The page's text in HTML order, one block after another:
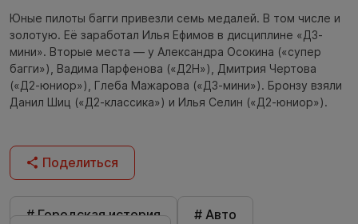
Юные пилоты багги привезли семь медалей. В том числе и
золотую. Её заработал Илья Ефимов в дисциплине «Д3-
мини». Вторые места — у Александра Осокина («супер
багги»), Вадима Парфенова («Д2Н»), Дмитрия Чертова
(«Д2-юниор»), Глеба Мажарова («Д3-мини»). Бронзу взяли
Данил Шиц («Д2-классика») и Илья Селин («Д2-юниор»).
Поделиться
# Городская история
# Авто